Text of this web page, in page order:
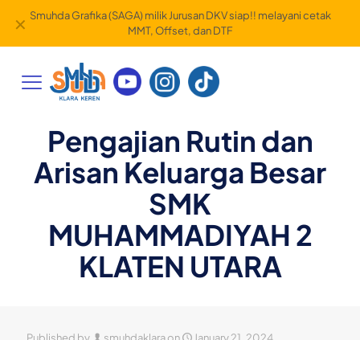
Smuhda Grafika (SAGA) milik Jurusan DKV siap!! melayani cetak
MMT, Offset, dan DTF
✕
Pengajian Rutin dan
Arisan Keluarga Besar
SMK
MUHAMMADIYAH 2
KLATEN UTARA